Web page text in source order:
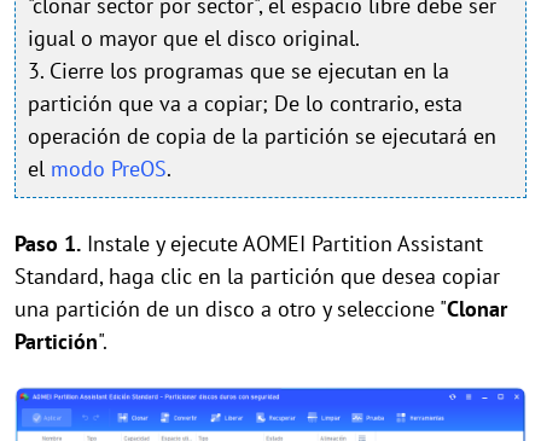
igual o mayor que el disco original.
3. Cierre los programas que se ejecutan en la
partición que va a copiar; De lo contrario, esta
operación de copia de la partición se ejecutará en
el modo PreOS.
Paso 1. Instale y ejecute AOMEI Partition Assistant
Standard, haga clic en la partición que desea copiar
una partición de un disco a otro y seleccione "Clonar
Partición".